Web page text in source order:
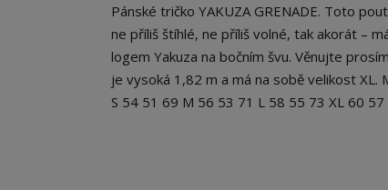
Pánské tričko YAKUZA GRENADE. Toto
ne příliš štíhlé, ne příliš volné, tak akorát –
logem Yakuza na bočním švu. Věnujte
je vysoká 1,82 m a má na sobě velikost XL.
S 54 51 69 M 56 53 71 L 58 55 73 XL 60